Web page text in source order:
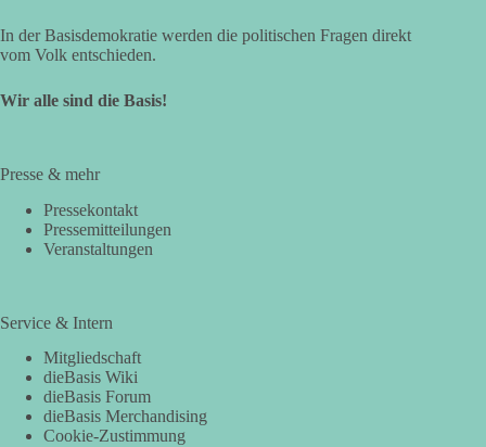
In der Basisdemokratie werden die politischen Fragen direkt
vom Volk entschieden.
Wir alle sind die Basis!
Presse & mehr
Pressekontakt
Pressemitteilungen
Veranstaltungen
Service & Intern
Mitgliedschaft
dieBasis Wiki
dieBasis Forum
dieBasis Merchandising
Cookie-Zustimmung